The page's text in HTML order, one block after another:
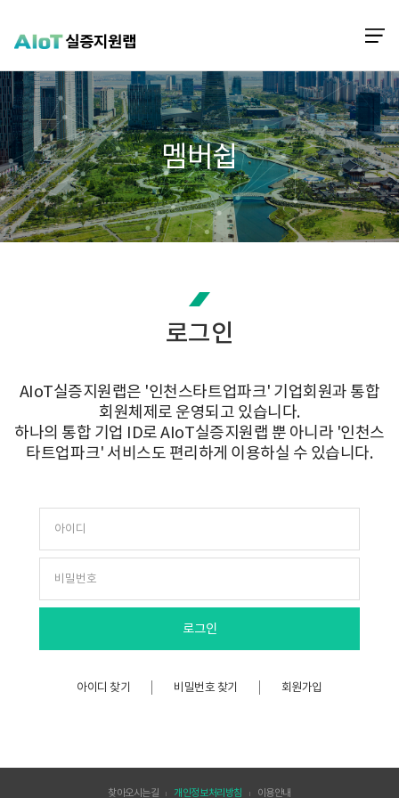
멤버쉽
로그인
AIoT실증지원랩은 '인천스타트업파크' 기업회원과 통합
회원체제로 운영되고 있습니다.
하나의 통합 기업 ID로 AIoT실증지원랩 뿐 아니라 '인천스
타트업파크' 서비스도 편리하게 이용하실 수 있습니다.
아이디 찾기 비밀번호 찾기 회원가입
찾아오시는길 개인정보처리방침 이용안내